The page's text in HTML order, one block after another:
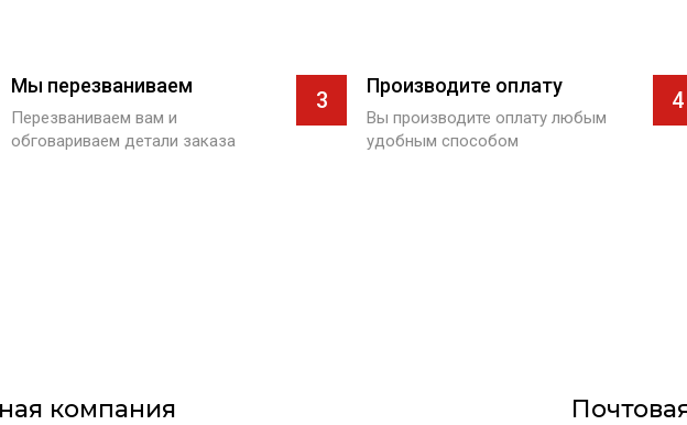
Мы перезваниваем
Перезваниваем вам и
обговариваем детали заказа
3
Производите оплату
Вы производите оплату любым
удобным способом
4
компания